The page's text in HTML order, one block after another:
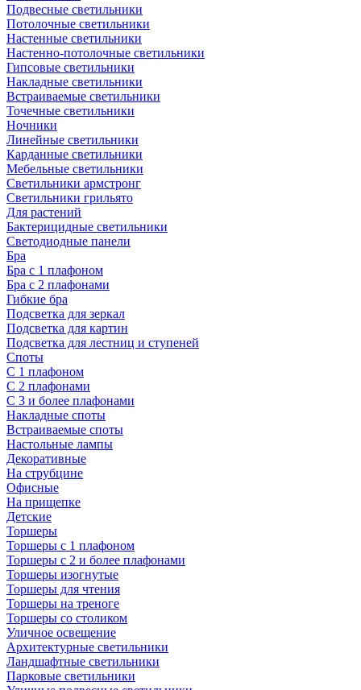
Подвесные светильники
Потолочные светильники
Настенные светильники
Настенно-потолочные светильники
Гипсовые светильники
Накладные светильники
Встраиваемые светильники
Точечные светильники
Ночники
Линейные светильники
Карданные светильники
Мебельные светильники
Светильники армстронг
Светильники грильято
Для растений
Бактерицидные светильники
Светодиодные панели
Бра
Бра с 1 плафоном
Бра с 2 плафонами
Гибкие бра
Подсветка для зеркал
Подсветка для картин
Подсветка для лестниц и ступеней
Споты
С 1 плафоном
С 2 плафонами
С 3 и более плафонами
Накладные споты
Встраиваемые споты
Настольные лампы
Декоративные
На струбцине
Офисные
На прищепке
Детские
Торшеры
Торшеры с 1 плафоном
Торшеры с 2 и более плафонами
Торшеры изогнутые
Торшеры для чтения
Торшеры на треноге
Торшеры со столиком
Уличное освещение
Архитектурные светильники
Ландшафтные светильники
Парковые светильники